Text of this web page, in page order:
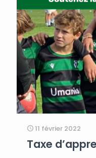
11 février 2022
Taxe